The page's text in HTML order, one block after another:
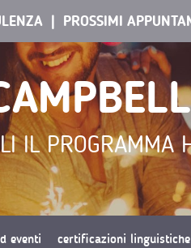
PROSSIMI
IL PROGRAMMA
eventi certificazioni linguistiche